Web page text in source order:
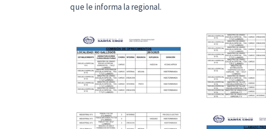
que le informa la regional.